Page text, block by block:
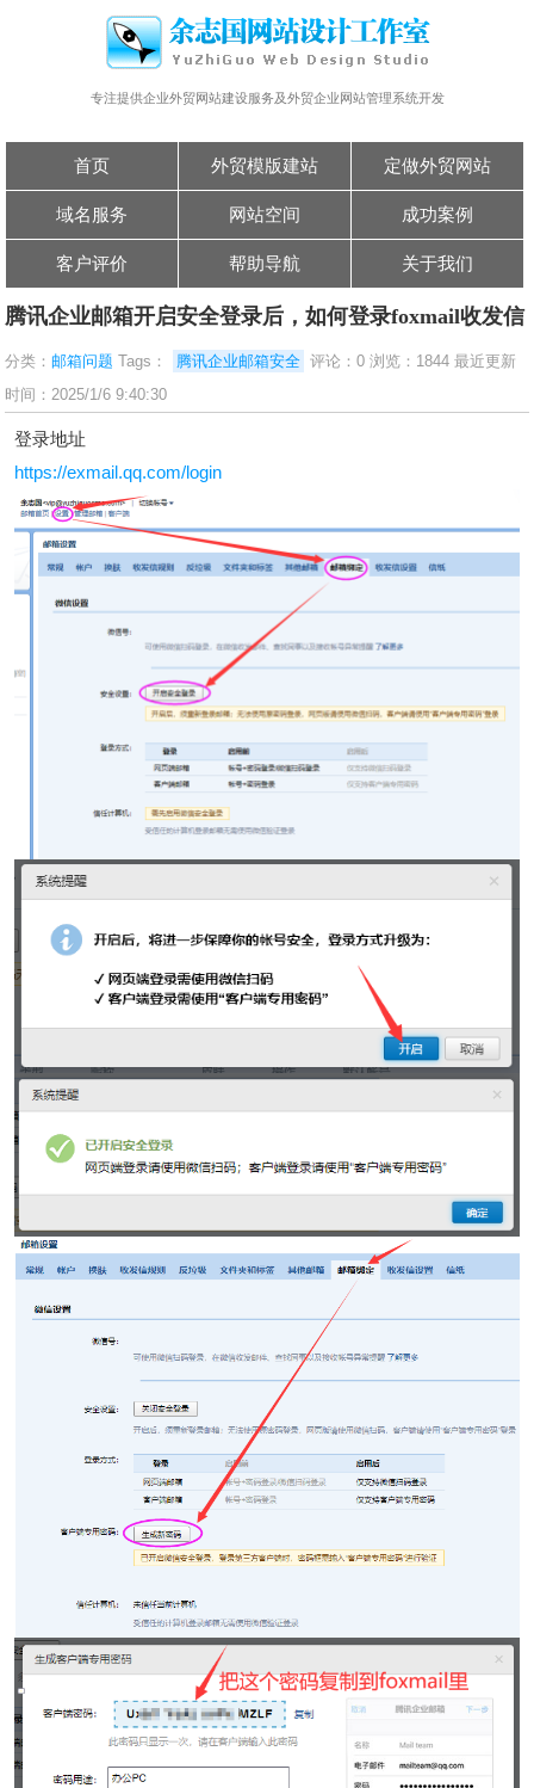
专注提供企业外贸网站建设服务及外贸企业网站管理系统开发
首页 外贸模版建站 定做外贸网站
域名服务 网站空间 成功案例
客户评价 帮助导航 关于我们
腾讯企业邮箱开启安全登录后，如何登录foxmail收发信
分类：邮箱问题 Tags： 腾讯企业邮箱安全 评论：0 浏览：1844 最近更新
时间：2025/1/6 9:40:30
登录地址
https://exmail.qq.com/login